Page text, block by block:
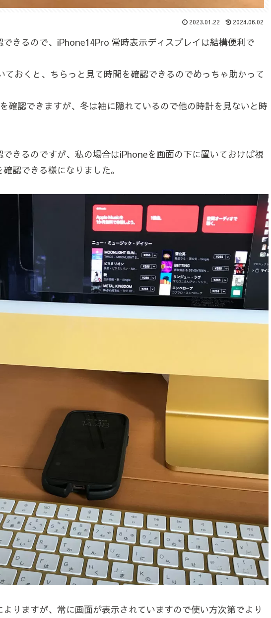
2023.01.22 2024.06.02
きるので、iPhone14Pro 常時表示ディスプレイは結構便利で
ておくと、ちらっと見て時間を確認できるのでめっちゃ助かって
確認できますが、冬は袖に隠れているので他の時計を見ないと時
きるのですが、私の場合はiPhoneを画面の下に置いておけば視
認できる様になりました。
りますが、常に画面が表示されていますので使い方次第でより